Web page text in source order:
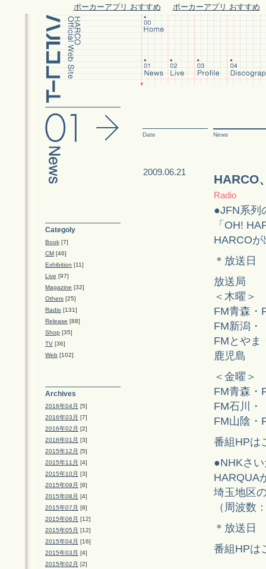
ポーカーアプリ おすすめ ポーカーアプリ おすすめ
Categoly
Book [7]
CM [46]
Exhibition [11]
Live [97]
Magazine [32]
Others [25]
Radio [131]
Release [88]
Shop [35]
TV [36]
Web [102]
Archives
2016年04月 [5]
2016年03月 [7]
2016年02月 [2]
2016年01月 [3]
2015年12月 [5]
2015年11月 [4]
2015年10月 [3]
2015年09月 [8]
2015年08月 [4]
2015年07月 [8]
2015年06月 [12]
2015年05月 [12]
2015年04月 [16]
2015年03月 [4]
2015年02月 [2]
Date News
2009.06.21
HARCO
Radio
●JFN系列
「OH!
HARCO
＊放送日
放送局
＜木曜＞
FM青森・
FM新潟・
FMとやま
鹿児島
＜金曜＞
FM青森・
FM石川・
FM山陰・
番組HPは
●NHKさ
HARQUA
埼玉地区
（周波数
＊放送日
番組HPは